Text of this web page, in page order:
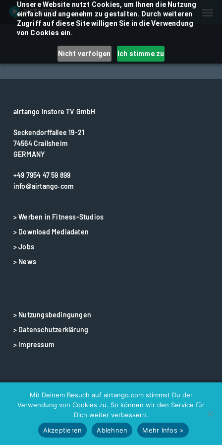
Unsere Website nutzt Cookies, um Ihnen die Nutzung
einfach und angenehm zu gestalten. Durch weiteren
Zugriff auf diese Site willigen Sie in die Verwendung
von Cookies ein.
Nicht verfolgen Ich stimme zu
Skip
content
airtango Instore TV GmbH
Seckendorffallee 19-21
74564 Crailsheim
GERMANY
+49 7954 47 59 899
info@airtango.com
> Werben in Fitness-Studios
> Download Mediadaten
> Jobs
> News
> Nutzungsbedingungen
> Datenschutzerklärung
> Impressum
© 2025 airtango – airtango is a registered trademark
Mit Deinem Besuch auf airtango.com stimmst Du der
Verwendung von Cookies zu. So können wir den Service für
Dich weiter verbessern.
Akzeptieren
Ablehnen Mehr Infos >